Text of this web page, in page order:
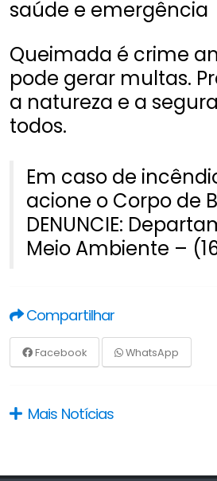
saúde e emergência
Queimada é crime
pode gerar multas.
a natureza e a
todos.
Em caso de
acione o Corpo de
DENUNCIE:
Meio Ambiente –
Compartilhar
Facebook WhatsApp
Mais Notícias